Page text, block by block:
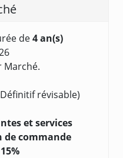
de4 an(s)
révisable)
et services
de commande
15%